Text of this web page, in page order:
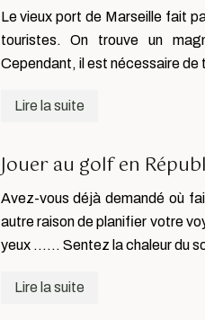
Le vieux port de Marseille fait
touristes. On trouve un
Cependant, il est nécessaire
Lire la suite
Jouer au golf en
Avez-vous déjà demandé où
autre raison de planifier votre
yeux …… Sentez la chaleur du
Lire la suite